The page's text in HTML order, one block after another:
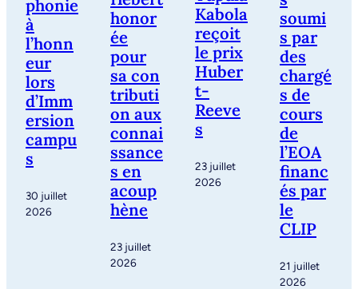
phonie
à
l’honn
eur
lors
d’Imm
ersion
campu
s
30 juillet
2026
honor
ée
pour
sa con
tributi
on aux
connai
ssance
s en
acoup
hène
23 juillet
2026
Kabola
reçoit
le prix
Huber
t-
Reeve
s
23 juillet
2026
soumi
s par
des
chargé
s de
cours
de
l’EOA
financ
és par
le
CLIP
21 juillet
2026